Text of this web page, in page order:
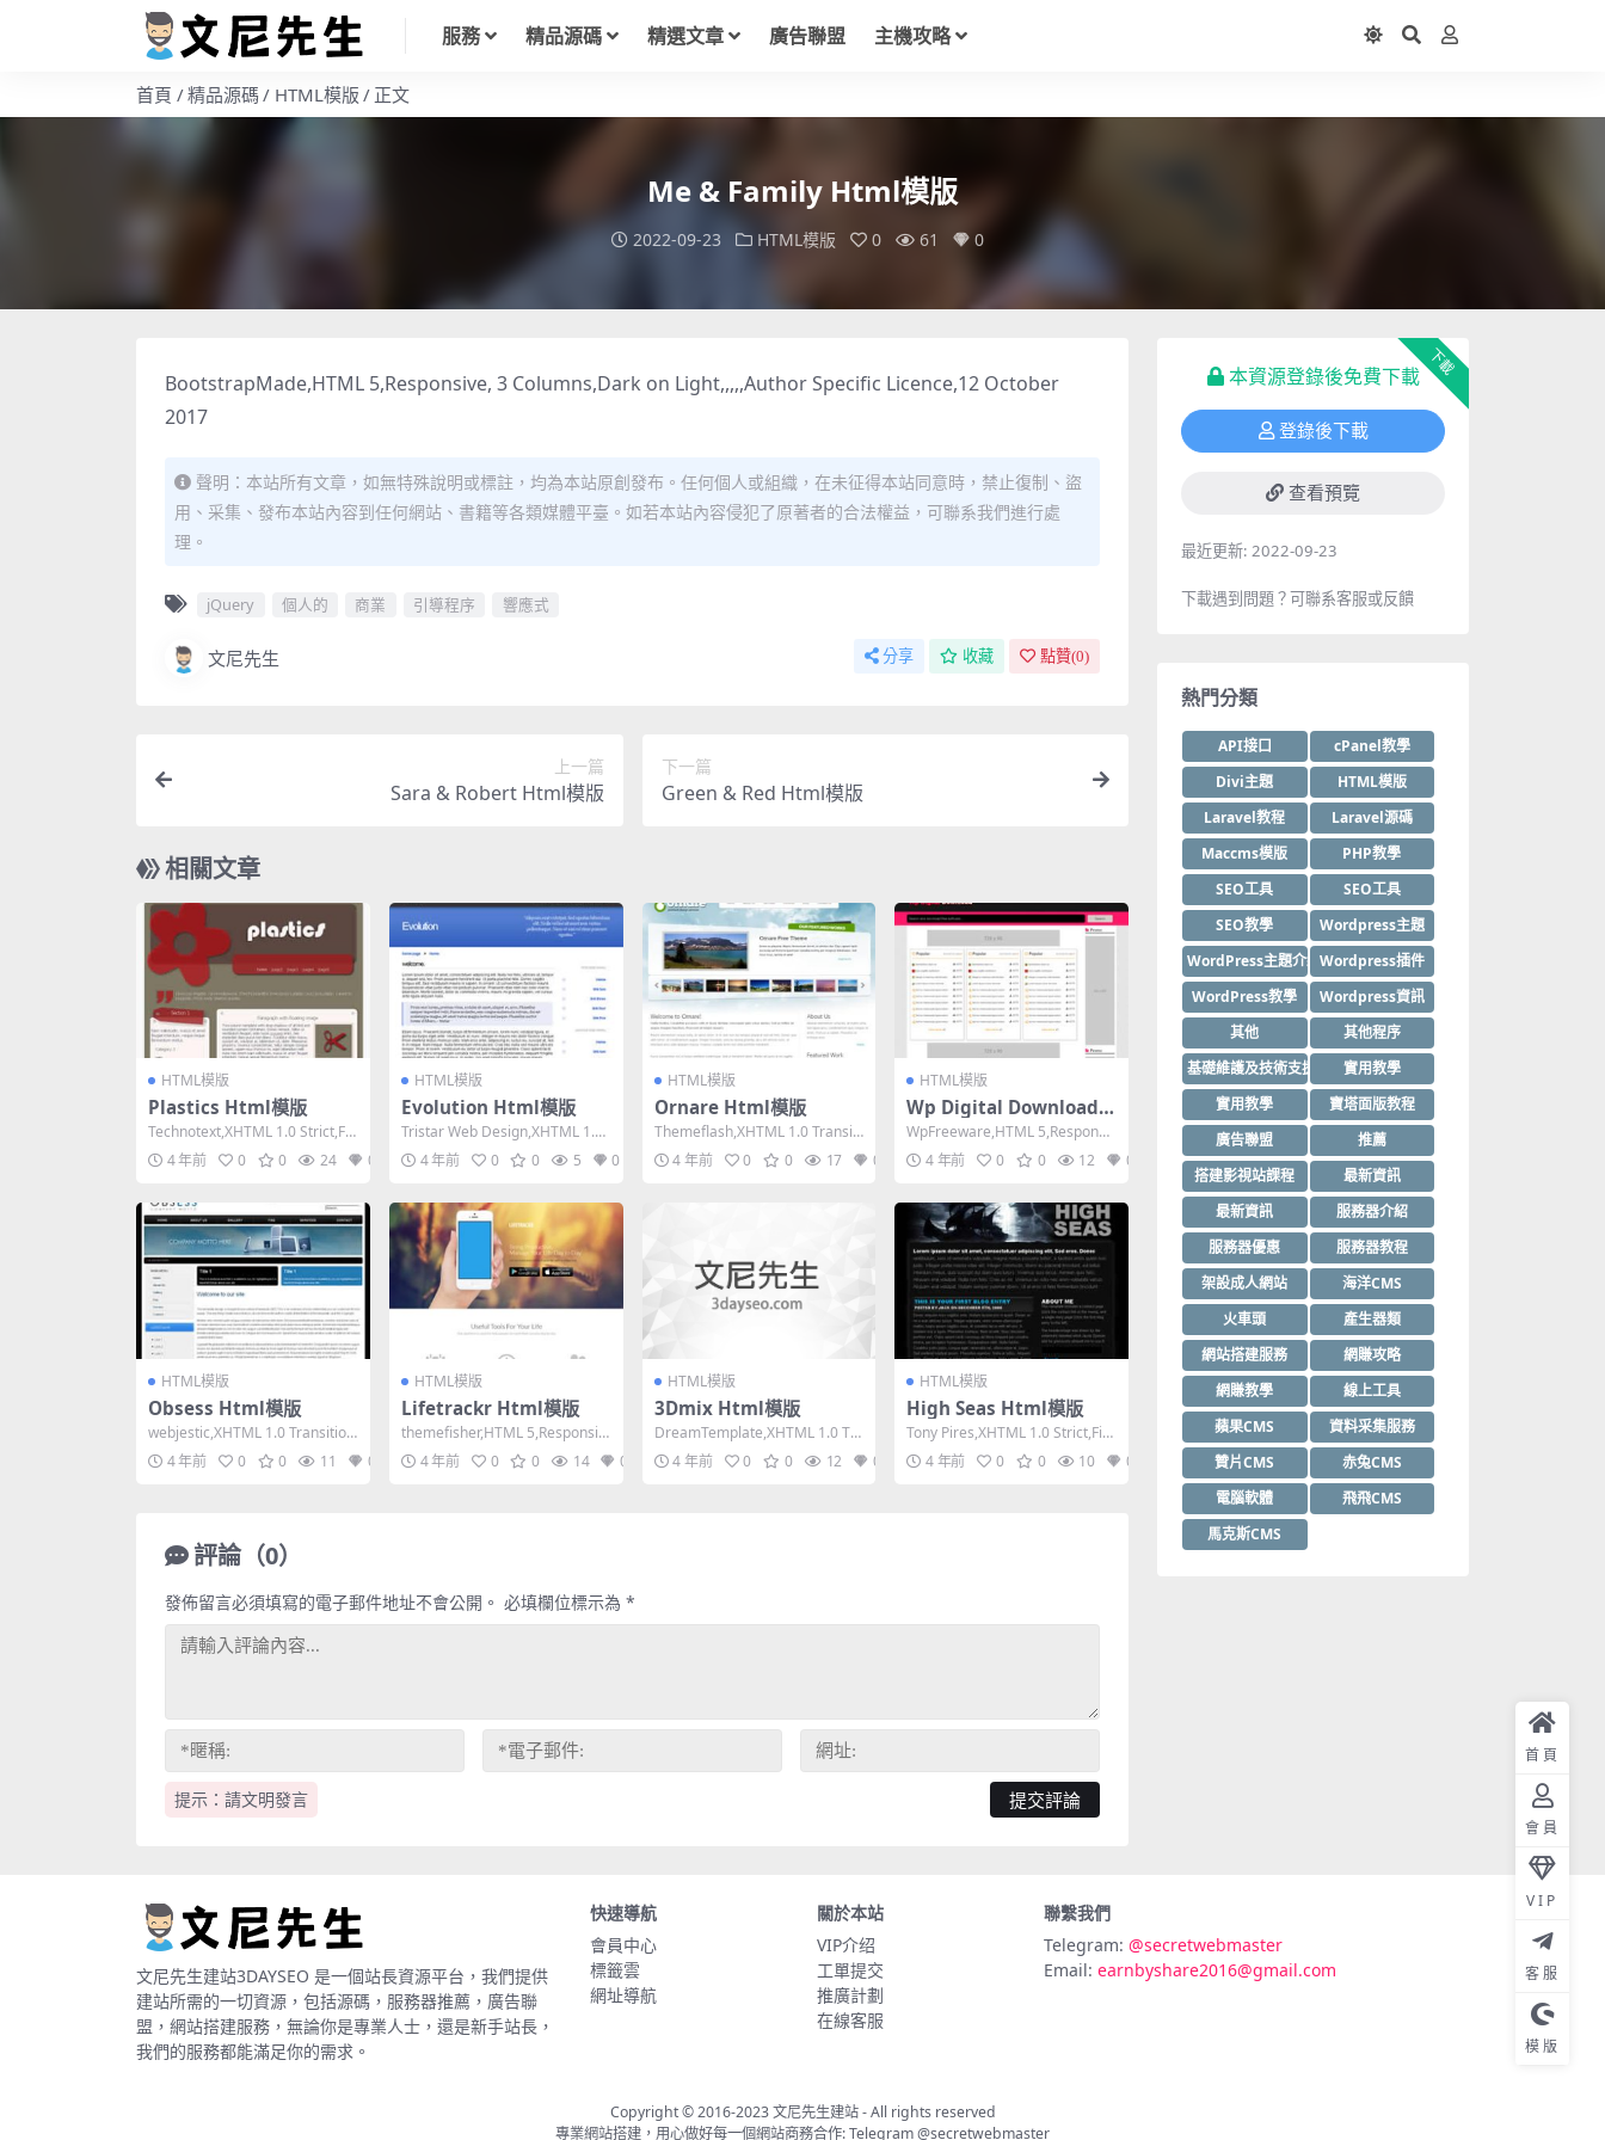
服務 精品源碼 精選文章 廣告聯盟 主機攻略
首頁 精品源碼 HTML模版 正文
Me & Family Html模版
2022-09-23 HTML模版 0 61 0
BootstrapMade,HTML 5,Responsive, 3 Columns,Dark on Light,,,,,Author Specific Licence,12 October
2017
聲明：本站所有文章，如無特殊說明或標註，均為本站原創發布。任何個人或組織，在未征得本站同意時，禁止復制、盜
用、采集、發布本站內容到任何網站、書籍等各類媒體平臺。如若本站內容侵犯了原著者的合法權益，可聯系我們進行處
理。
jQuery 個人的 商業 引導程序 響應式
文尼先生 分享 收藏 點贊(0)
上一篇
Sara & Robert Html模版
下一篇
Green & Red Html模版
相關文章
HTML模版
Plastics Html模版
Technotext,XHTML 1.0 Strict,Fix
ed Width,...
4 年前 0 0 24 0
HTML模版
Evolution Html模版
Tristar Web Design,XHTML 1.0
Strict,Fixe...
4 年前 0 0 5 0
HTML模版
Ornare Html模版
Themeflash,XHTML 1.0 Transiti
onal,Fixed ...
4 年前 0 0 17 0
HTML模版
Wp Digital Download
Html模版
WpFreeware,HTML 5,Responsi
ve, 2 Columns,...
4 年前 0 0 12 0
HTML模版
Obsess Html模版
webjestic,XHTML 1.0 Transition
al,Fixed W...
4 年前 0 0 11 0
HTML模版
Lifetrackr Html模版
themefisher,HTML 5,Responsiv
e, 3 Columns...
4 年前 0 0 14 0
HTML模版
3Dmix Html模版
DreamTemplate,XHTML 1.0 Tra
nsitional,Fix...
4 年前 0 0 12 0
HTML模版
High Seas Html模版
Tony Pires,XHTML 1.0 Strict,Fix
ed Width,...
4 年前 0 0 10 0
評論（0）
提示：請文明發言
發佈留言必須填寫的電子郵件地址不會公開。 必填欄位標示為 *
下載
本資源登錄後免費下載
登錄後下載
查看預覽
最近更新: 2022-09-23
下載遇到問題？可聯系客服或反饋
熱門分類
API接口
cPanel教學
Divi主題
HTML模版
Laravel教程
Laravel源碼
Maccms模版
PHP教學
SEO工具
SEO工具
SEO教學
Wordpress主題
WordPress主題介紹Wordpress插件
WordPress教學
Wordpress資訊
其他
其他程序
基礎維護及技術支援
實用教學
實用教學
寶塔面版教程
廣告聯盟
推薦
搭建影視站課程
最新資訊
最新資訊
服務器介紹
服務器優惠
服務器教程
架設成人網站
海洋CMS
火車頭
產生器類
網站搭建服務
網賺攻略
網賺教學
線上工具
蘋果CMS
資料采集服務
贊片CMS
赤兔CMS
電腦軟體
飛飛CMS
馬克斯CMS
文尼先生建站3DAYSEO 是一個站長資源平台，我們提供
建站所需的一切資源，包括源碼，服務器推薦，廣告聯
盟，網站搭建服務，無論你是專業人士，還是新手站長，
我們的服務都能滿足你的需求。
快速導航
會員中心
標籤雲
網址導航
關於本站
VIP介绍
工單提交
推廣計劃
在線客服
聯繫我們
Telegram: @secretwebmaster
Email: earnbyshare2016@gmail.com
Copyright © 2016-2023文尼先生建站- All rights reserved
專業網站搭建，用心做好每一個網站商務合作: Telegram@secretwebmaster
首頁
會員
VIP
客服
模版